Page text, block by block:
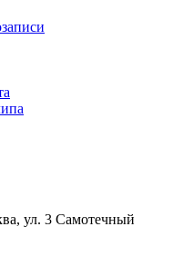
ул. 3 Самотечный